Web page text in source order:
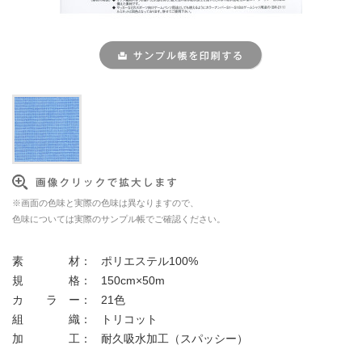
※画面の色味と実際の色味は異なりますので、
色味については実際のサンプル帳でご確認ください。
素 材：
ポリエステル100%
規 格：
150cm×50m
カ ラ ー：
21色
組 織：
トリコット
加 工：
耐久吸水加工（スパッシー）